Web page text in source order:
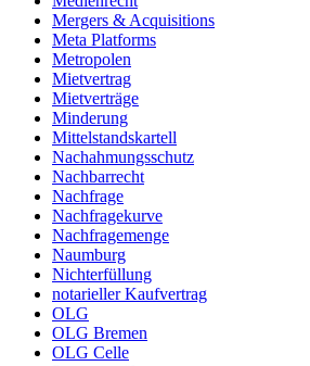
Mergers & Acquisitions
Meta Platforms
Metropolen
Mietvertrag
Mietverträge
Minderung
Mittelstandskartell
Nachahmungsschutz
Nachbarrecht
Nachfrage
Nachfragekurve
Nachfragemenge
Naumburg
Nichterfüllung
notarieller Kaufvertrag
OLG
OLG Bremen
OLG Celle